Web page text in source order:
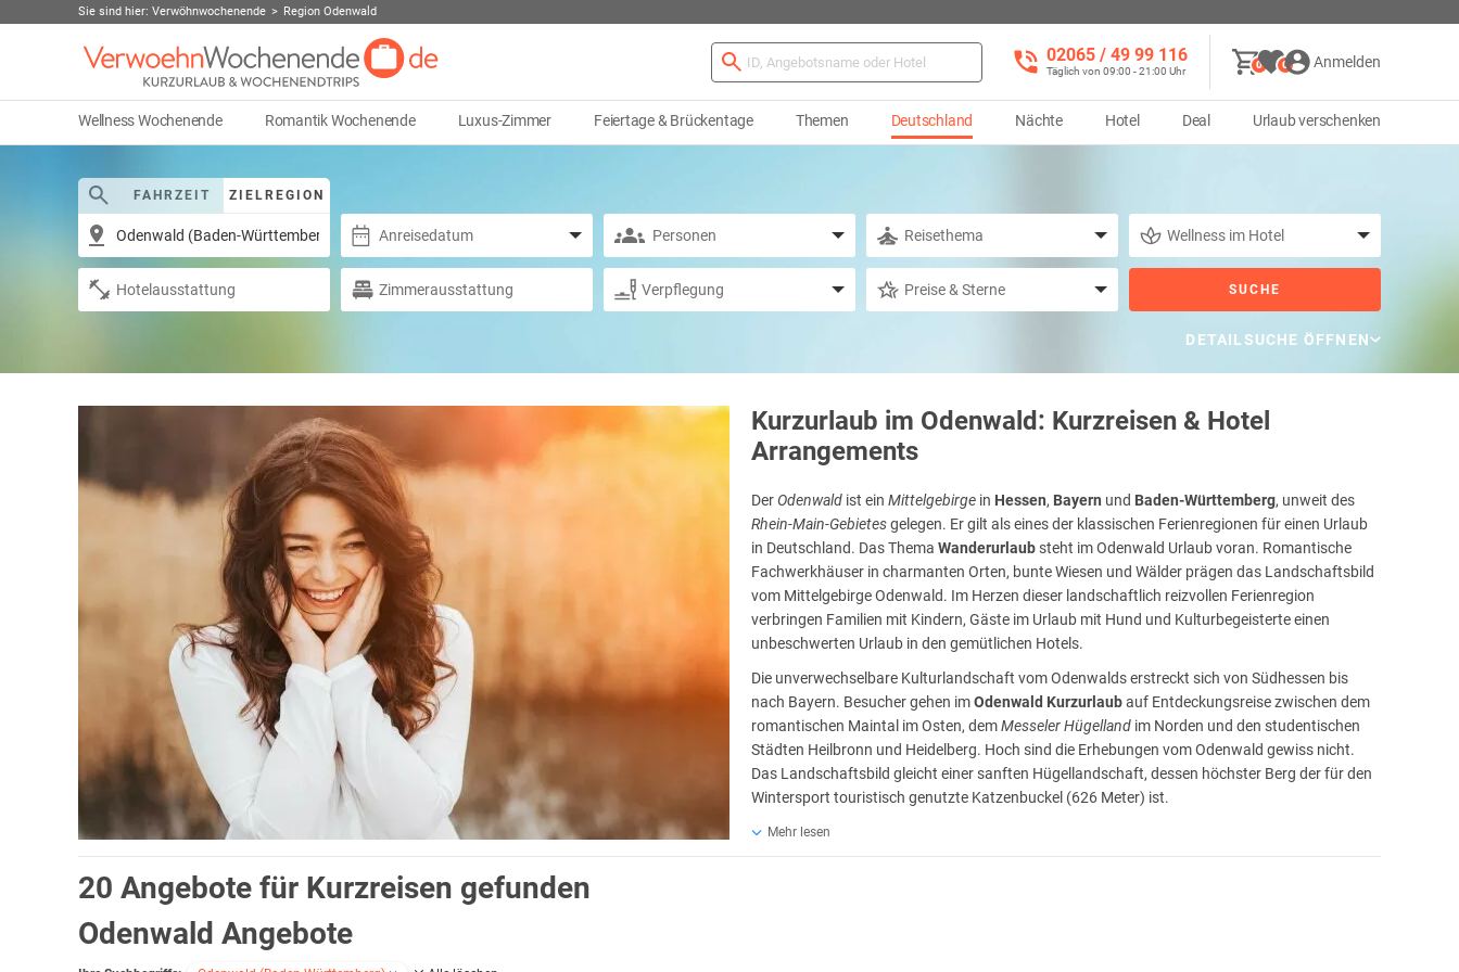
Sie sind hier: Verwöhnwochenende Region Odenwald
02065 / 49 ‌99 116
Täglich von 09:00 - 21:00 Uhr
0 0 Anmelden
Wellness Wochenende Romantik Wochenende Luxus-Zimmer Feiertage & Brückentage Themen Deutschland Nächte Hotel Deal Urlaub verschenken
FAHRZEIT ZIELREGION
SUCHE
DETAILSUCHE ÖFFNEN
Kurzurlaub im Odenwald: Kurzreisen & Hotel
Arrangements
Der Odenwald ist ein Mittelgebirge in Hessen, Bayern und Baden-Württemberg, unweit des
Rhein-Main-Gebietesgelegen. Er gilt als eines der klassischen Ferienregionen für einen Urlaub
in Deutschland. Das Thema Wanderurlaub steht im Odenwald Urlaub voran. Romantische
Fachwerkhäuser in charmanten Orten, bunte Wiesen und Wälder prägen das Landschaftsbild
vom Mittelgebirge Odenwald. Im Herzen dieser landschaftlich reizvollen Ferienregion
verbringen Familien mit Kindern, Gäste im Urlaub mit Hund und Kulturbegeisterte einen
unbeschwerten Urlaub in den gemütlichen Hotels.
Die unverwechselbare Kulturlandschaft vom Odenwalds erstreckt sich von Südhessen bis
nach Bayern. Besucher gehen imOdenwald Kurzurlaubauf Entdeckungsreise zwischen dem
romantischen Maintal im Osten, demMesselerHügelland im Norden und den studentischen
Städten Heilbronn und Heidelberg. Hoch sind die Erhebungen vom Odenwald gewiss nicht.
Das Landschaftsbild gleicht einer sanften Hügellandschaft, dessen höchster Berg der für den
Wintersport touristisch genutzte Katzenbuckel (626 Meter) ist.
Kurz Urlaub im Odenwald: Wandern & Skifahren
Möglichkeiten. Aktive Erholung in der Natur, ganz gleich, ob bei Wanderungen oder mit dem Mountainbike. Gerade Hotels in Bad König, Buchen, Beerfelden oder Fürth im Odenwald sind ein idealer
Der Odenwald ist eine Urlaubsregion, die für ihre Wander- und Radwege ebenso geschätzt wird wie für ihre Burgen und regionalen Produkte. Rund 10.000 km Wanderwege durchqueren den
Mehr lesen
20 Angebote für Kurzreisen gefunden
Odenwald Angebote